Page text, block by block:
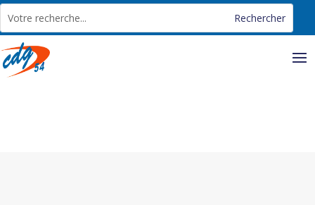
Panneau de gestion des cookies